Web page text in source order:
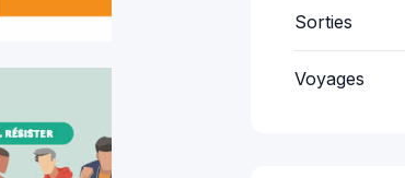
Sorties
Voyages